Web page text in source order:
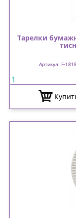
Тарелки
Артикул: F-
1